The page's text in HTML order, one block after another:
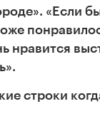
«Если
нравится
строки